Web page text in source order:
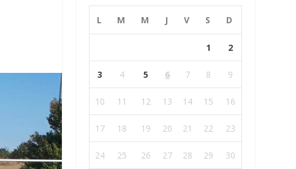
L M M J V S D
1 2
3 4 5 6 7 8 9
10 11 12 13 14 15 16
17 18 19 20 21 22 23
24 25 26 27 28 29 30